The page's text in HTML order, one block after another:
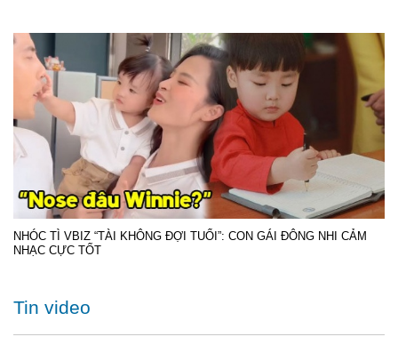
NHÓC TÌ VBIZ “TÀI KHÔNG ĐỢI TUỔI”: CON GÁI ĐÔNG NHI CẢM
NHẠC CỰC TỐT
Tin video